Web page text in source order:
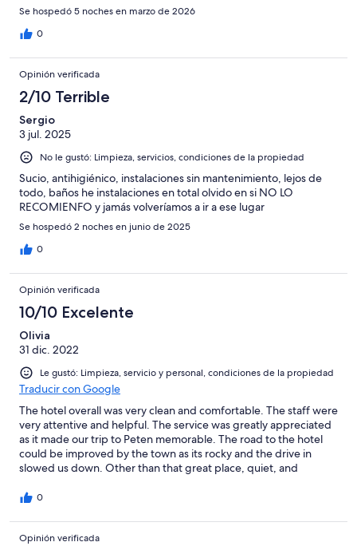
Se hospedó 5 noches en marzo de 2026
0
Opinión verificada
2/10 Terrible
Sergio
3 jul. 2025
No le gustó: Limpieza, servicios, condiciones de la propiedad
Sucio, antihigiénico, instalaciones sin mantenimiento, lejos de
todo, baños he instalaciones en total olvido en si NO LO
RECOMIENFO y jamás volveríamos a ir a ese lugar
Se hospedó 2 noches en junio de 2025
0
Opinión verificada
10/10 Excelente
Olivia
31 dic. 2022
Le gustó: Limpieza, servicio y personal, condiciones de la propiedad
Traducir con Google
The hotel overall was very clean and comfortable. The staff were
very attentive and helpful. The service was greatly appreciated
as it made our trip to Peten memorable. The road to the hotel
could be improved by the town as its rocky and the drive in
slowed us down. Other than that great place, quiet, and
0
Opinión verificada